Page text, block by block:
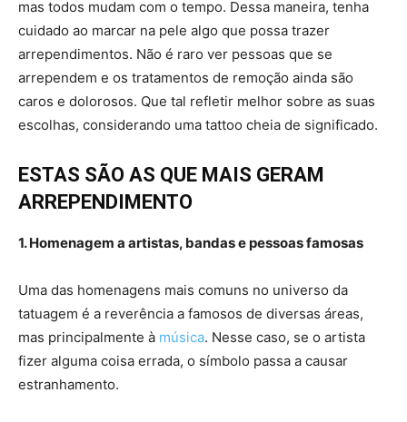
mas todos mudam com o tempo. Dessa maneira, tenha
cuidado ao marcar na pele algo que possa trazer
arrependimentos. Não é raro ver pessoas que se
arrependem e os tratamentos de remoção ainda são
caros e dolorosos. Que tal refletir melhor sobre as suas
escolhas, considerando uma tattoo cheia de significado.
ESTAS SÃO AS QUE MAIS GERAM
ARREPENDIMENTO
1. Homenagem a artistas, bandas e pessoas famosas
Uma das homenagens mais comuns no universo da
tatuagem é a reverência a famosos de diversas áreas,
mas principalmente à música. Nesse caso, se o artista
fizer alguma coisa errada, o símbolo passa a causar
estranhamento.